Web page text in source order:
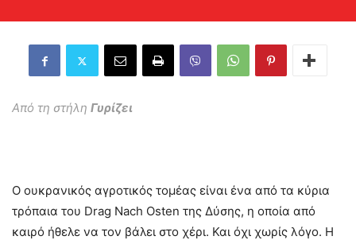
Από τη στήλη Γυρίζει
Ο ουκρανικός αγροτικός τομέας είναι ένα από τα κύρια
τρόπαια του Drag Nach Osten της Δύσης, η οποία από
καιρό ήθελε να τον βάλει στο χέρι. Και όχι χωρίς λόγο. Η